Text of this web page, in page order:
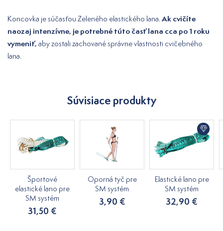
Koncovka je súčasťou Zeleného elastického lana. Ak cvičíte
naozaj intenzívne, je potrebné túto časť lana cca po 1 roku
vymeniť, aby zostali zachované správne vlastnosti cvičebného
lana.
Súvisiace produkty
Športové
elastické lano pre
SM systém
31,50 €
Oporná tyč pre
SM systém
3,90 €
Elastické lano pre
SM systém
32,90 €